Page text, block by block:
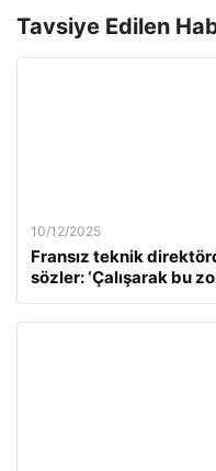
Tavsiye Edilen
10/12/2025
Fransız teknik
sözler: ‘Çalışarak bu